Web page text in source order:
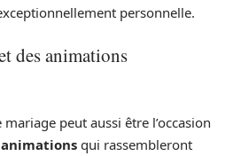
personnelle.
des animations
peut aussi être l’occasion
qui rassembleront